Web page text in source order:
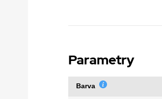
Parametry
Barva